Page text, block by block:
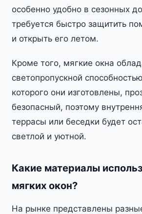
особенно удобно в сезонных
требуется быстро защитить
и открыть его летом.
Кроме того, мягкие окна
светопропускной
которого они изготовлены,
безопасный, поэтому
террасы или беседки будет
светлой и уютной.
Какие материалы
мягких окон?
На рынке представлены